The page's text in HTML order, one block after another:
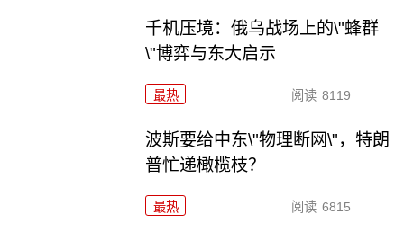
千机压境：俄乌战场上的\"蜂群
\"博弈与东大启示
最热 阅读 8119
波斯要给中东\"物理断网\"，特朗
普忙递橄榄枝？
最热 阅读 6815